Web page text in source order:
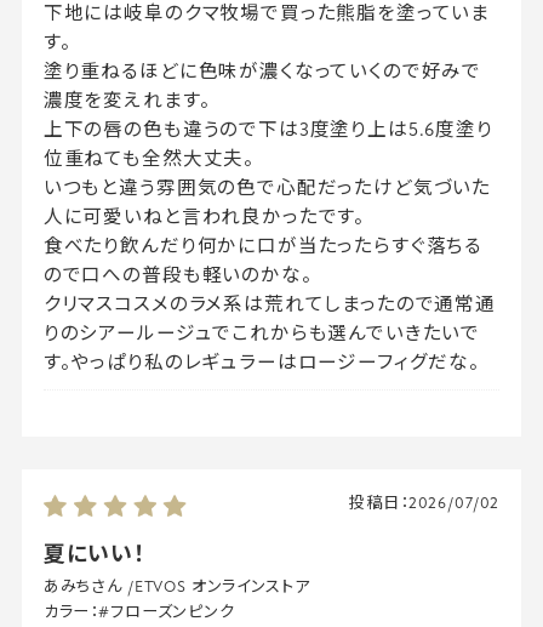
下地には岐阜のクマ牧場で買った熊脂を塗っていま
す。
塗り重ねるほどに色味が濃くなっていくので好みで
濃度を変えれます。
上下の唇の色も違うので下は3度塗り上は5.6度塗り
位重ねても全然大丈夫。
いつもと違う雰囲気の色で心配だったけど気づいた
人に可愛いねと言われ良かったです。
食べたり飲んだり何かに口が当たったらすぐ落ちる
ので口への普段も軽いのかな。
クリマスコスメのラメ系は荒れてしまったので通常通
りのシアールージュでこれからも選んでいきたいで
す。やっぱり私のレギュラーはロージーフィグだな。
夏にいい！
投稿日：2026/07/02
あみちさん /ETVOS オンラインストア
カラー：#フローズンピンク